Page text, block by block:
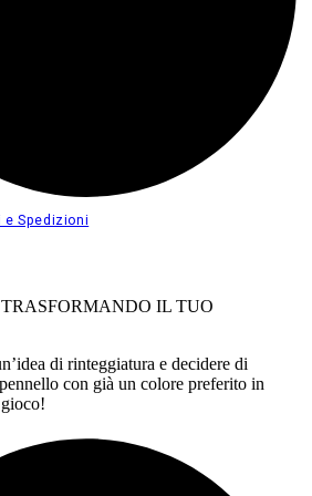
e Spedizioni
IL TUO
di rinteggiatura e decidere di
con già un colore preferito in